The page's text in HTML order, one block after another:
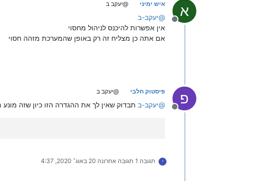
א
מנותק
איש ימיני @יעקב ב
@יעקב-ב
אין אפשרות להיכנס לניהול מחסוי
אם אתה כן מצליח זה רק באופן שהמערכת מזהה חסוי
פ
מנותק
פיסטוק חלבי @יעקב ב
@יעקב-ב תבדוק שאין לך את ההגדרה הזו כיון שזה
י תגובה 1 תגובה אחרונה 20 באוג׳ 2020, 4:37